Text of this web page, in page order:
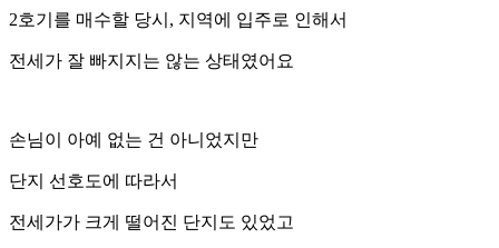
2호기를 매수할 당시, 지역에 입주로 인해서
전세가 잘 빠지지는 않는 상태였어요
손님이 아예 없는 건 아니었지만
단지 선호도에 따라서
전세가가 크게 떨어진 단지도 있었고